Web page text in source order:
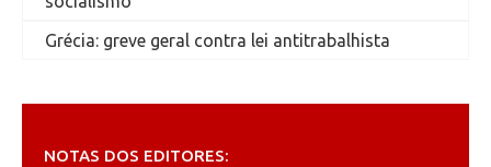
Grécia: greve geral contra lei antitrabalhista
NOTAS DOS EDITORES: